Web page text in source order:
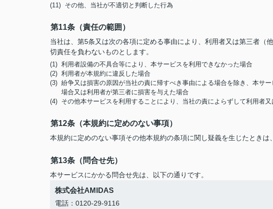
(11) その他、当社が不適切と判断した行為
第11条（責任の範囲）
当社は、第5条又は次の各項に定める事由により、利用者又は第三者（
切責任を負わないものとします。
(1) 利用者設備の不具合等により、本サービスを利用できなかった場合
(2) 利用者が本規約に違反した場合
(3) 紛争又は損害の原因が当社の責に帰すべき事由による場合を除き、本サ
場合又は利用者が第三者に損害を与えた場合
(4) その他本サービスを利用することにより、当社の責によらずして利用者
第12条（本規約に定めのない事項）
本規約に定めのない事項その他本規約の条項に関し疑義を生じたときは
第13条（問合せ先）
本サービスにかかる問合せ先は、以下の通りです。
株式会社AMIDAS
電話：0120-29-9116